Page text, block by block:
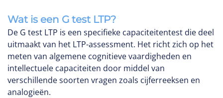
Wat is een G test LTP?
De G test LTP is een specifieke capaciteitentest die deel
uitmaakt van het LTP-assessment. Het richt zich op het
meten van algemene cognitieve vaardigheden en
intellectuele capaciteiten door middel van
verschillende soorten vragen zoals cijferreeksen en
analogieën.